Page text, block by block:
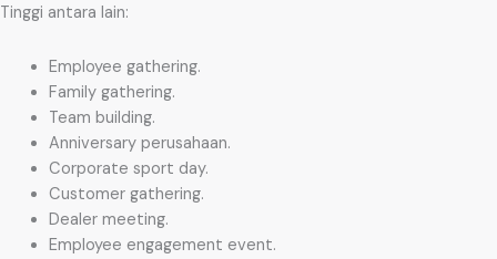
Tinggi antara lain:
Employee gathering.
Family gathering.
Team building.
Anniversary perusahaan.
Corporate sport day.
Customer gathering.
Dealer meeting.
Employee engagement event.